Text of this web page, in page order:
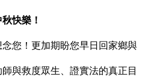
快樂！
您！更加期盼您早日回家鄉與
與救度眾生、證實法的真正目